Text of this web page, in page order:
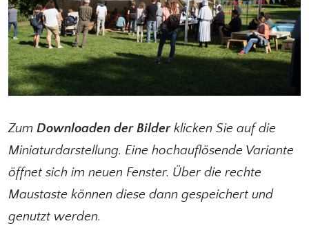
Zum Downloaden der Bilderklicken Sie auf die
Miniaturdarstellung. Eine hochauflösende Variante
öffnet sich im neuen Fenster. Über die rechte
Maustaste können diese dann gespeichert und
genutzt werden.